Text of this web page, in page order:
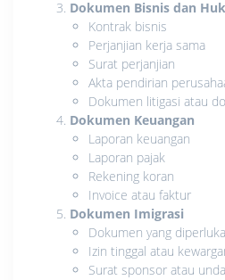
Dokumen Bisnis dan
Kontrak bisnis
Perjanjian kerja sama
Surat perjanjian
Akta pendirian
Dokumen litigasi atau
Dokumen Keuangan
Laporan keuangan
Laporan pajak
Rekening koran
Invoice atau faktur
Dokumen Imigrasi
Dokumen yang
Izin tinggal atau
Surat sponsor atau